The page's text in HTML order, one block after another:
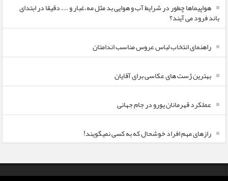
هواپیماها چطور در شرایط آب و هوایی بد مثل مه،غبار و …. دقیقا در ابتدای
باند فرود می آیند؟
راهنمای انتخاب لباس عروس مناسب اندامتان
بهترین ژست های عکاسی برای آقایان
عملکرد قهرمانان یورو در جام جهانی
رازهای مهم افراد خوشحال که به کسی نمیگویند!